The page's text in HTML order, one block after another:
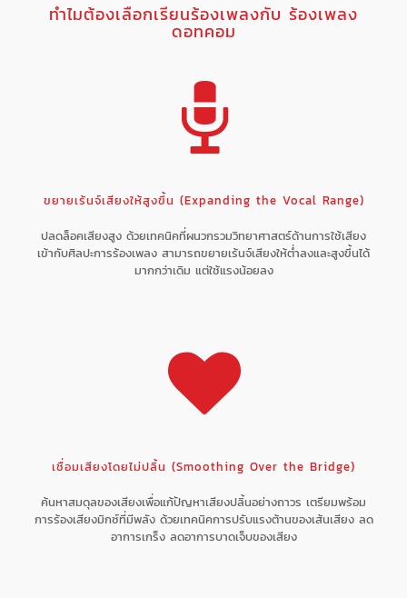
ทำไมต้องเลือกเรียนร้องเพลงกับ ร้องเพลง
ดอทคอม
ขยายเร้นจ์เสียงให้สูงขึ้น (Expanding the Vocal Range)
ปลดล็อคเสียงสูง ด้วยเทคนิคที่ผนวกรวมวิทยาศาสตร์ด้านการใช้เสียง
เข้ากับศิลปะการร้องเพลง สามารถขยายเร้นจ์เสียงให้ต่ำลงและสูงขึ้นได้
มากกว่าเดิม แต่ใช้แรงน้อยลง
เชื่อมเสียงโดยไม่ปลิ้น (Smoothing Over the Bridge)
ค้นหาสมดุลของเสียงเพื่อแก้ปัญหาเสียงปลิ้นอย่างถาวร เตรียมพร้อม
การร้องเสียงมิกซ์ที่มีพลัง ด้วยเทคนิคการปรับแรงต้านของเส้นเสียง ลด
อาการเกร็ง ลดอาการบาดเจ็บของเสียง